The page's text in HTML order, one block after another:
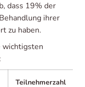
dass 19% der
ihrer
zu haben.
wichtigsten
Teilnehmerzahl